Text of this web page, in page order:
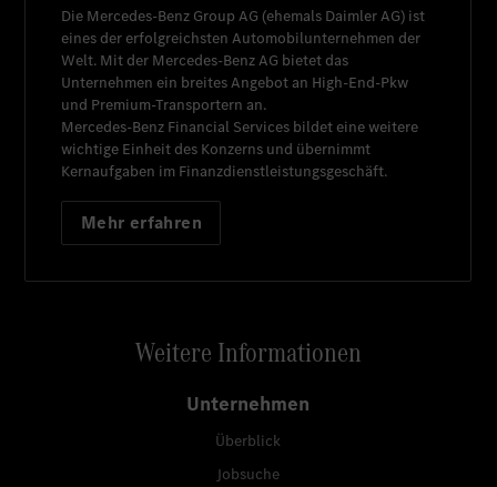
Die Mercedes-Benz Group AG (ehemals Daimler AG) ist
eines der erfolgreichsten Automobilunternehmen der
Welt. Mit der Mercedes-Benz AG bietet das
Unternehmen ein breites Angebot an High-End-Pkw
und Premium-Transportern an.
Mercedes-Benz Financial Services bildet eine weitere
wichtige Einheit des Konzerns und übernimmt
Kernaufgaben im Finanzdienstleistungsgeschäft.
Mehr erfahren
Weitere Informationen
Unternehmen
Überblick
Jobsuche